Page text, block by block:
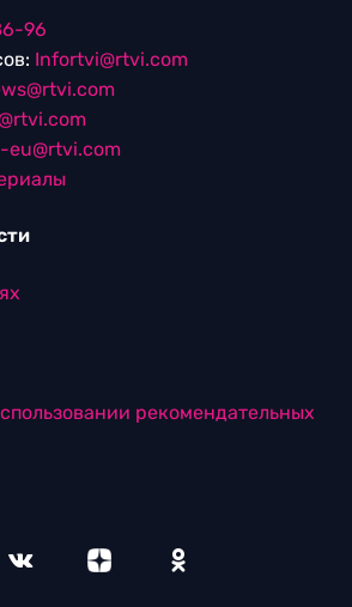
96
Infortvi@rtvi.com
eu@rtvi.com
рекомендательных